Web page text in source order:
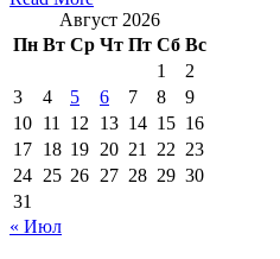
Август 2026
Пн Вт Ср Чт Пт Сб Вс
1
2
3
4 5 6 7 8
9
10 11 12 13 14 15 16
17 18 19 20 21 22 23
24 25 26 27 28 29 30
31
« Июл